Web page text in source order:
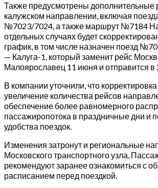
Также предусмотрены дополнительные
калужском направлении, включая
№7023/7024, а также маршрут №7184
отдельных случаях будет
график, в том числе назначен поезд
— Калуга-1, который заменит рейс
Малоярославец 11 июня и отправится в
В компании уточнили, что
увеличение количества рейсов
обеспечение более равномерного
пассажиропотока в праздничные дни и
удобства поездок.
Изменения затронут и региональные
Московского транспортного узла.
рекомендуют заранее ознакомиться с
расписанием перед поездкой.